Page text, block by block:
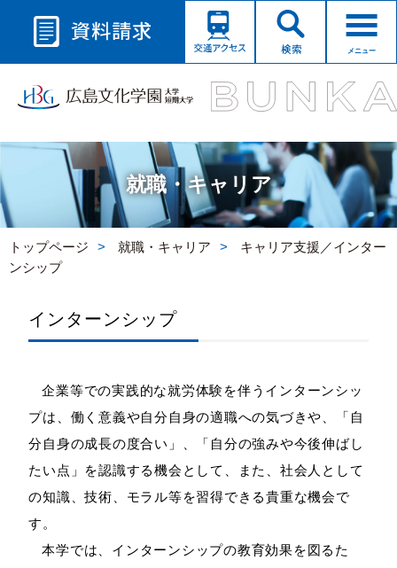
メニュー
就職・キャリア
トップページ 就職・キャリア
キャリア支援／インター
ンシップ
インターンシップ
企業等での実践的な就労体験を伴うインターンシッ
プは、働く意義や自分自身の適職への気づきや、「自
分自身の成長の度合い」、「自分の強みや今後伸ばし
たい点」を認識する機会として、また、社会人として
の知識、技術、モラル等を習得できる貴重な機会で
す。
本学では、インターンシップの教育効果を図るた